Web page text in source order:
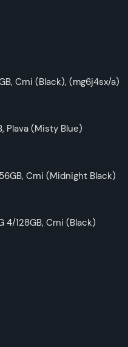
Crni (Black), (mg6j4sx/a)
Plava (Misty Blue)
Crni (Midnight Black)
4/128GB, Crni (Black)